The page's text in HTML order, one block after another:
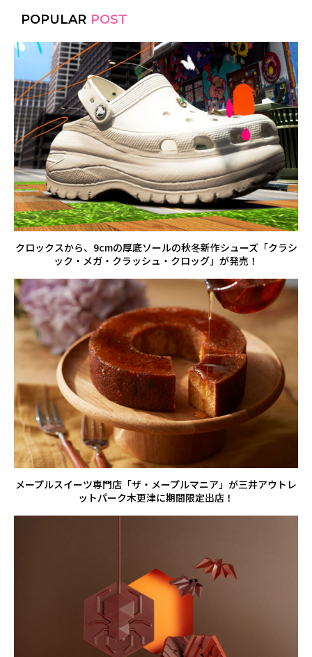
POPULAR POST
クロックスから、9cmの厚底ソールの秋冬新作シューズ「クラシ
ック・メガ・クラッシュ・クロッグ」が発売！
メープルスイーツ専門店「ザ・メープルマニア」が三井アウトレ
ットパーク木更津に期間限定出店！